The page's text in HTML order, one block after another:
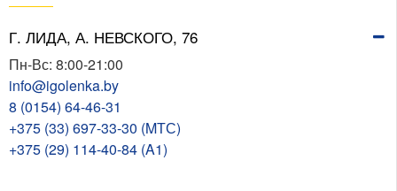
Г. ЛИДА, А. НЕВСКОГО, 76
Пн-Вс: 8:00-21:00
info@igolenka.by
8 (0154) 64-46-31
+375 (33) 697-33-30 (MТС)
+375 (29) 114-40-84 (A1)